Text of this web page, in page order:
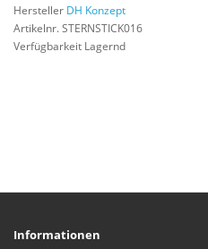
Hersteller DH Konzept
Artikelnr. STERNSTICK016
Verfügbarkeit Lagernd
Informationen